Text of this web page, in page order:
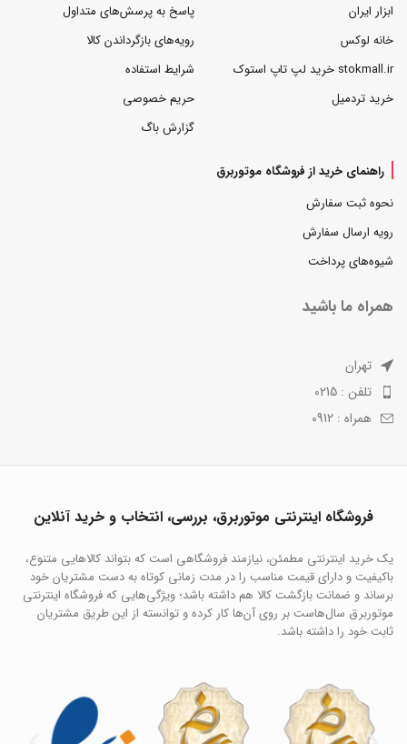
ابزار ایران
خانه لوکس
stokmall.ir خرید لپ تاپ استوک
خرید تردمیل
پاسخ به پرسش‌های متداول
رویه‌های بازگرداندن کالا
شرایط استفاده
حریم خصوصی
گزارش باگ
راهنمای خرید از فروشگاه موتوربرق
نحوه ثبت سفارش
رویه ارسال سفارش
شیوه‌های پرداخت
همراه ما باشید
تهران
تلفن : 0215
همراه : 0912
فروشگاه اینترنتی موتوربرق، بررسی، انتخاب و خرید آنلاین
یک خرید اینترنتی مطمئن، نیازمند فروشگاهی است که بتواند کالاهایی متنوع،
باکیفیت و دارای قیمت مناسب را در مدت زمانی کوتاه به دست مشتریان خود
برساند و ضمانت بازگشت کالا هم داشته باشد؛ ویژگی‌هایی که فروشگاه اینترنتی
موتوربرق سال‌هاست بر روی آن‌ها کار کرده و توانسته از این طریق مشتریان
ثابت خود را داشته باشد.